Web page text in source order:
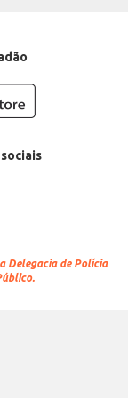
Delegacia de Polícia